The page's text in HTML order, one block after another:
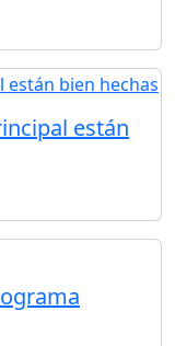
están